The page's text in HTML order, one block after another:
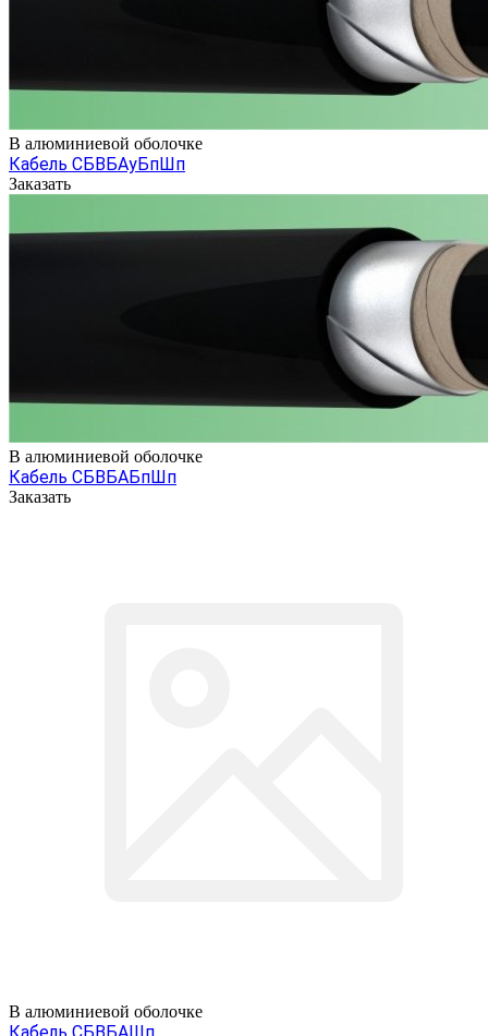
В алюминиевой оболочке
Кабель СБВБАуБпШп
Заказать
В алюминиевой оболочке
Кабель СБВБАБпШп
Заказать
В алюминиевой оболочке